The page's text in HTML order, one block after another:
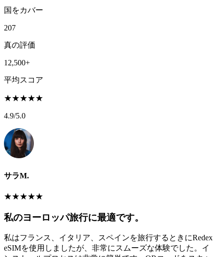
国をカバー
207
真の評価
12,500+
平均スコア
★★★★★
4.9/5.0
サラM.
★★★★★
私のヨーロッパ旅行に最適です。
私はフランス、イタリア、スペインを旅行するときにRedex
eSIMを使用しましたが、非常にスムーズな体験でした。イ